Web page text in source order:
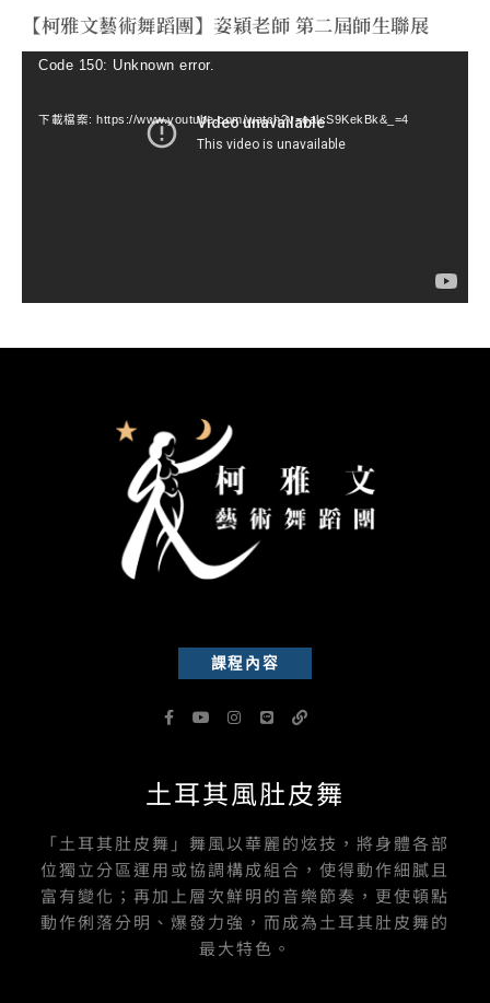
【柯雅文藝術舞蹈團】姿穎老師 第二屆師生聯展
視Code 150: Unknown error.
下載檔案: https://www.youtube.com/watch?v=ealcS9KekBk&_=4
課程內容
F
a
o
o
f
Y
o
b
e
I
n
g
r
L
i
L
i
土耳其風肚皮舞
「土耳其肚皮舞」舞風以華麗的炫技，將身體各部
位獨立分區運用或協調構成組合，使得動作細膩且
富有變化；再加上層次鮮明的音樂節奏，更使頓點
動作俐落分明、爆發力強，而成為土耳其肚皮舞的
最大特色。